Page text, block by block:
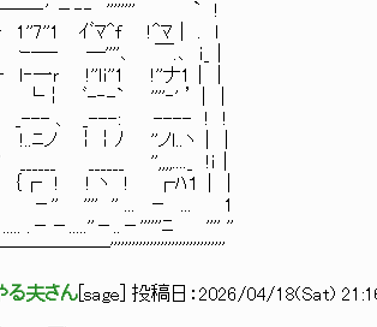
－‐‐ '''''''' ` !
ｲﾞﾏ^f !^ﾏ│ . l
､ ￣.､ ｉ_│
ｒ !''ｌｉ''1 !''ナ1││
-‐-` ''''‐' ’││
、 _---: ---- ! !
￤￤ﾉ ''ノｌ..ヽ││
______ '',,,,...._ !ｉ│
! ! ヽ ! ┌ﾊ１││
'''' '' ... － ... 1
－.....''－..－''''''ﾆ '''' ''
る夫さん sage ] 投稿日： 2026/04/18(Sat)